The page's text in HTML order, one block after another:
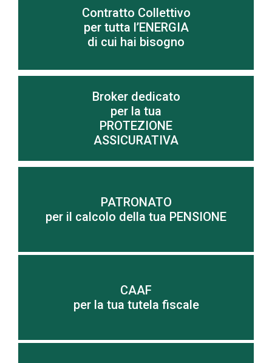
Contratto Collettivo
per tutta l’ENERGIA
di cui hai bisogno
Per risparmiare sui costi di energia elettrica e gas
Scopri di più
Broker dedicato
per la tua
PROTEZIONE
ASSICURATIVA
Scopri di più
PATRONATO
per il calcolo della tua PENSIONE
imprenditori
CAAF
per la tua tutela fiscale
Scopri di più